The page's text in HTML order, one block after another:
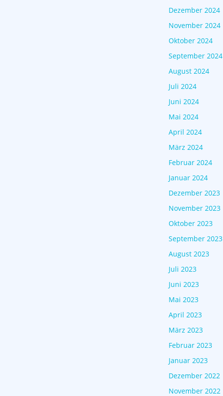
Dezember 2024
November 2024
Oktober 2024
September 2024
August 2024
Juli 2024
Juni 2024
Mai 2024
April 2024
März 2024
Februar 2024
Januar 2024
Dezember 2023
November 2023
Oktober 2023
September 2023
August 2023
Juli 2023
Juni 2023
Mai 2023
April 2023
März 2023
Februar 2023
Januar 2023
Dezember 2022
November 2022